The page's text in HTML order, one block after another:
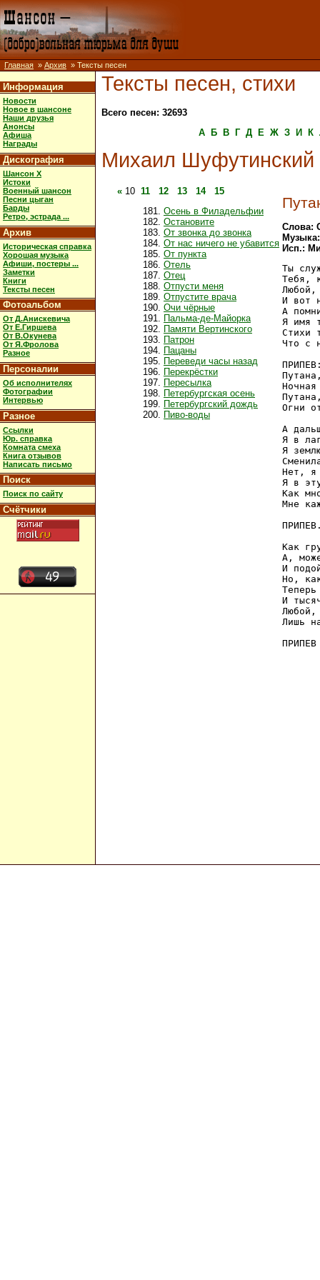
Главная » Архив » Тексты песен
Информация
Новости
Новое в шансоне
Наши друзья
Анонсы
Афиша
Награды
Дискография
Шансон X
Истоки
Военный шансон
Песни цыган
Барды
Ретро, эстрада ...
Архив
Историческая справка
Хорошая музыка
Афиши, постеры ...
Заметки
Книги
Тексты песен
Фотоальбом
От Д.Анискевича
От Е.Гиршева
От В.Окунева
От Я.Фролова
Разное
Персоналии
Об исполнителях
Фотографии
Интервью
Разное
Ссылки
Юр. справка
Комната смеха
Книга отзывов
Написать письмо
Поиск
Поиск по сайту
Счётчики
Тексты песен, стихи
Всего песен: 32693
А
Б В Г Д Е Ж З И К
Михаил Шуфутинский
« 10 11 12 13 14
15
Осень в Филадельфии
Остановите
От звонка до звонка
От нас ничего не убавится
От пункта
Отель
Отец
Отпусти меня
Отпустите врача
Очи чёрные
Пальма-де-Майорка
Памяти Вертинского
Патрон
Пацаны
Переведи часы назад
Перекрёстки
Пересылка
Петербургская осень
Петербургский дождь
Пиво-воды
Слова:
Исп.:
Ты
Тебя,
И вот
А
Я имя
Стихи
Что с
Огни
А
Я в
Я
Нет, я
Я в
Как
Мне
Как
А,
И
Но,
И
Любой,
Лишь